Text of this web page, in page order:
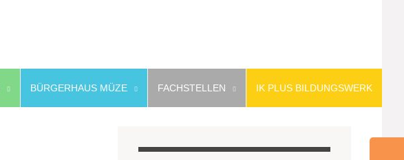
BÜRGERHAUS MÜZE FACHSTELLEN IK PLUS BILDUNGSWERK